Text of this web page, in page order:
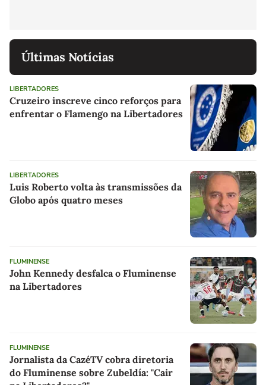
Últimas Notícias
LIBERTADORES
Cruzeiro inscreve cinco reforços para
enfrentar o Flamengo na Libertadores
LIBERTADORES
Luis Roberto volta às transmissões da
Globo após quatro meses
FLUMINENSE
John Kennedy desfalca o Fluminense
na Libertadores
FLUMINENSE
Jornalista da CazéTV cobra diretoria
do Fluminense sobre Zubeldía: "Cair